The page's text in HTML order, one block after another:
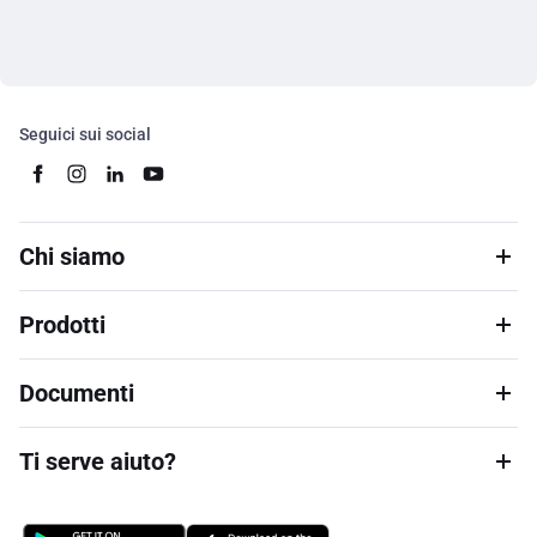
Seguici sui social
Chi siamo
Prodotti
Documenti
Ti serve aiuto?